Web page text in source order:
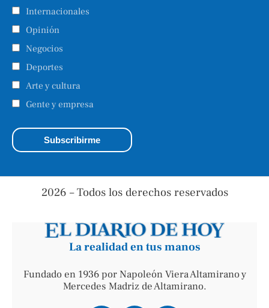
Internacionales
Opinión
Negocios
Deportes
Arte y cultura
Gente y empresa
2026 – Todos los derechos reservados
La realidad en tus manos
Fundado en 1936 por Napoleón Viera Altamirano y
Mercedes Madriz de Altamirano.